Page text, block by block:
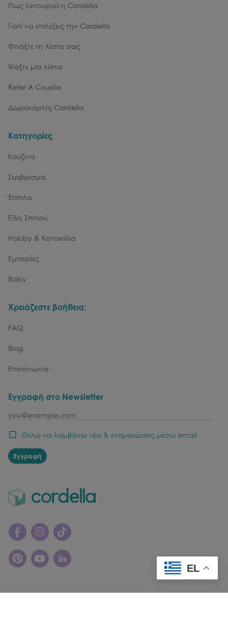
Πως λειτουργεί η Cordella
Γιατί να επιλέξεις την Cordella
Φτιάξτε τη λίστα σας
Ψάξτε μία λίστα
Refer A Couple
Δωροκάρτες Cordella
Κατηγορίες
Κουζίνα
Σερβίρισμα
Έπιπλα
Είδη Σπιτιού
Hobby & Κατοικίδια
Εμπειρίες
Baby
Χρειάζεστε βοήθεια;
FAQ
Blog
Επικοινωνία
Εγγραφή στο Newsletter
email
Θέλω να λαμβάνω νέα & ενημερώσεις μέσω email
Εγγραφή
EL